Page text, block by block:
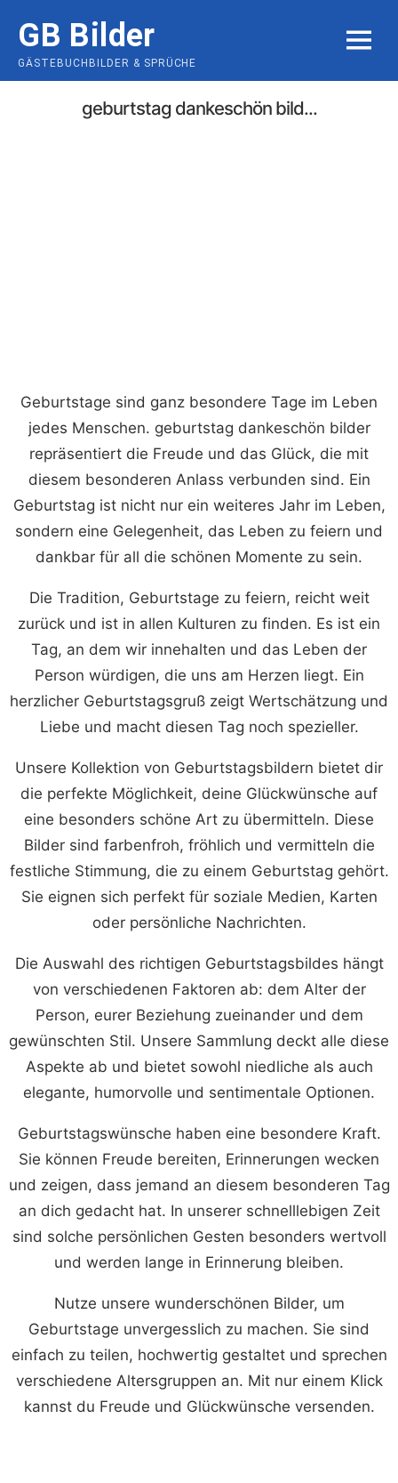
content
GB Bilder
GÄSTEBUCHBILDER & SPRÜCHE
MENU
geburtstag dankeschön bild...
Geburtstage sind ganz besondere Tage im Leben
jedes Menschen. geburtstag dankeschön bilder
repräsentiert die Freude und das Glück, die mit
diesem besonderen Anlass verbunden sind. Ein
Geburtstag ist nicht nur ein weiteres Jahr im Leben,
sondern eine Gelegenheit, das Leben zu feiern und
dankbar für all die schönen Momente zu sein.
Die Tradition, Geburtstage zu feiern, reicht weit
zurück und ist in allen Kulturen zu finden. Es ist ein
Tag, an dem wir innehalten und das Leben der
Person würdigen, die uns am Herzen liegt. Ein
herzlicher Geburtstagsgruß zeigt Wertschätzung und
Liebe und macht diesen Tag noch spezieller.
Unsere Kollektion von Geburtstagsbildern bietet dir
die perfekte Möglichkeit, deine Glückwünsche auf
eine besonders schöne Art zu übermitteln. Diese
Bilder sind farbenfroh, fröhlich und vermitteln die
festliche Stimmung, die zu einem Geburtstag gehört.
Sie eignen sich perfekt für soziale Medien, Karten
oder persönliche Nachrichten.
Die Auswahl des richtigen Geburtstagsbildes hängt
von verschiedenen Faktoren ab: dem Alter der
Person, eurer Beziehung zueinander und dem
gewünschten Stil. Unsere Sammlung deckt alle diese
Aspekte ab und bietet sowohl niedliche als auch
elegante, humorvolle und sentimentale Optionen.
Geburtstagswünsche haben eine besondere Kraft.
Sie können Freude bereiten, Erinnerungen wecken
und zeigen, dass jemand an diesem besonderen Tag
an dich gedacht hat. In unserer schnelllebigen Zeit
sind solche persönlichen Gesten besonders wertvoll
und werden lange in Erinnerung bleiben.
Nutze unsere wunderschönen Bilder, um
Geburtstage unvergesslich zu machen. Sie sind
einfach zu teilen, hochwertig gestaltet und sprechen
verschiedene Altersgruppen an. Mit nur einem Klick
kannst du Freude und Glückwünsche versenden.